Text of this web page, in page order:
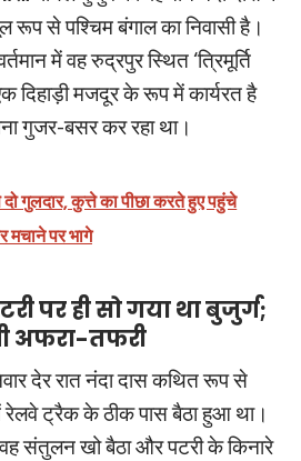
से पश्चिम बंगाल का निवासी है।
में वह रुद्रपुर स्थित ‘त्रिमूर्ति
दिहाड़ी मजदूर के रूप में कार्यरत है
गुजर-बसर कर रहा था।
गुलदार, कुत्ते का पीछा करते हुए पहुंचे
मचाने पर भागे
पर ही सो गया था बुजुर्ग;
अफरा-तफरी
देर रात नंदा दास कथित रूप से
ट्रैक के ठीक पास बैठा हुआ था।
संतुलन खो बैठा और पटरी के किनारे